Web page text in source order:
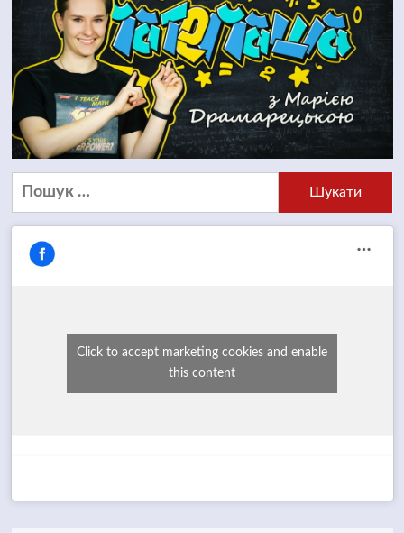
Пошук:
Click to accept marketing cookies and enable
this content